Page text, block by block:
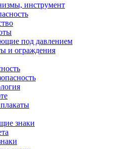
инструмент
под давлением
и ограждения
знаки